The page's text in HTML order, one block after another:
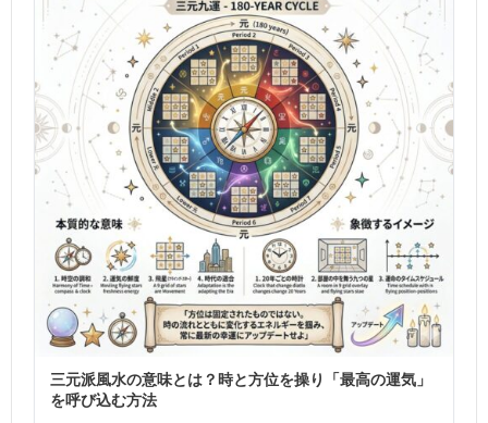
三元派風水の意味とは？時と方位を操り「最高の運気」
を呼び込む方法